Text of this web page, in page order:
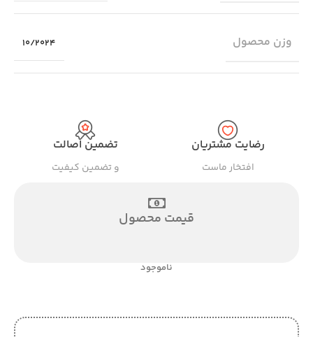
وزن محصول 10/2024
رضایت مشتریان
افتخار ماست
تضمین اصالت
و تضمین کیفیت
قیمت محصول
ناموجود